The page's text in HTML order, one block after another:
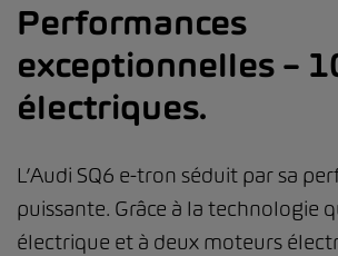
Performances
exceptionnelles –
électriques.
L’Audi SQ6 e-tron séduit par sa
puissante. Grâce à la technologie
électrique et à deux moteurs